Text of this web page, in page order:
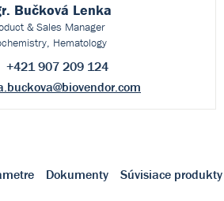
Bučková Lenka
& Sales Manager
Hematology
+421 907 209 124
@biovendor.com
Dokumenty Súvisiace produkty